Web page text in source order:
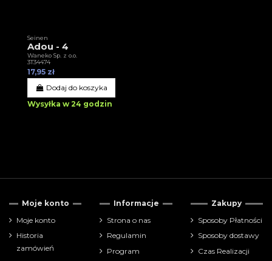
Seinen
Adou - 4
Waneko Sp. z o.o.
3T34474
17,95 zł
Dodaj do koszyka
Wysyłka w 24 godzin
Moje konto
Moje konto
Historia
zamówień
Informacje
Strona o nas
Regulamin
Program
Zakupy
Sposoby Płatności
Sposoby dostawy
Czas Realizacji